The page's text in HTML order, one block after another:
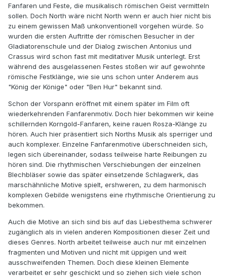
Fanfaren und Feste, die musikalisch römischen Geist vermitteln
sollen. Doch North wäre nicht North wenn er auch hier nicht bis
zu einem gewissen Maß unkonventionell vorgehen würde. So
wurden die ersten Auftritte der römischen Besucher in der
Gladiatorenschule und der Dialog zwischen Antonius und
Crassus wird schon fast mit meditativer Musik unterlegt. Erst
während des ausgelassenen Festes stoßen wir auf gewohnte
römische Festklänge, wie sie uns schon unter Anderem aus
"König der Könige" oder "Ben Hur" bekannt sind.
Schon der Vorspann eröffnet mit einem später im Film oft
wiederkehrenden Fanfarenmotiv. Doch hier bekommen wir keine
schillernden Korngold-Fanfaren, keine rauen Rosza-Klänge zu
hören. Auch hier präsentiert sich Norths Musik als sperriger und
auch komplexer. Einzelne Fanfarenmotive überschneiden sich,
legen sich übereinander, sodass teilweise harte Reibungen zu
hören sind. Die rhythmischen Verschiebungen der einzelnen
Blechbläser sowie das später einsetzende Schlagwerk, das
marschähnliche Motive spielt, ershweren, zu dem harmonisch
komplexen Gebilde wenigstens eine rhythmische Orientierung zu
bekommen.
Auch die Motive an sich sind bis auf das Liebesthema schwerer
zugänglich als in vielen anderen Kompositionen dieser Zeit und
dieses Genres. North arbeitet teilweise auch nur mit einzelnen
fragmenten und Motiven und nicht mit üppigen und weit
ausschweifenden Themen. Doch diese kleinen Elemente
verarbeitet er sehr geschickt und so ziehen sich viele schon